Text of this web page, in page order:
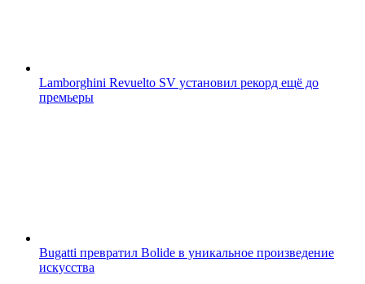
Lamborghini Revuelto SV установил рекорд ещё до
премьеры
Bugatti превратил Bolide в уникальное произведение
искусства